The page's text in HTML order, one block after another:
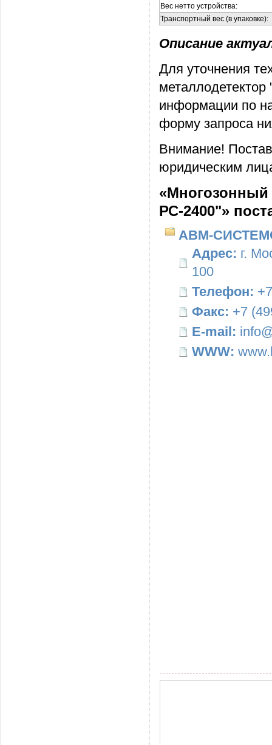
Вес нетто устройства:
Транспортный вес (в упаковке):
Описание
Для уточнения
информации по
форму запроса
Внимание!
юридическим
«Многозонный
РС-2400"»
АВМ-
Адрес: г.
100
Телефон:
Факс: +7
E-mail:
WWW: